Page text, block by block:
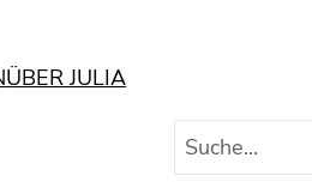
ÜBER JULIA